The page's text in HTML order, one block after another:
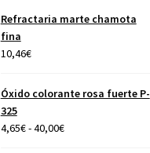
precios:
Refractaria marte chamota
fina
10,46€
Óxido colorante rosa fuerte P-
325
4,65€-40,00€Rango